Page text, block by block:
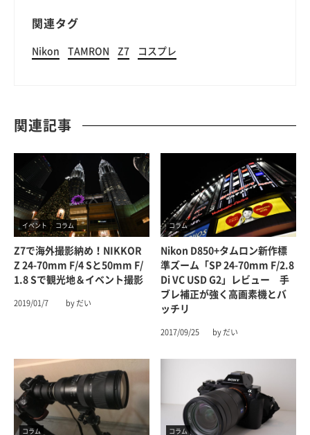
関連タグ
Nikon TAMRON Z7 コスプレ
関連記事
イベント コラム
Z7で海外撮影納め！NIKKOR
Z 24-70mm F/4 Sと50mm F/
1.8 Sで観光地＆イベント撮影
2019/01/7 by だい
コラム
Nikon D850+タムロン新作標
準ズーム「SP 24-70mm F/2.8
Di VC USD G2」レビュー 手
ブレ補正が強く高画素機とバ
ッチリ
2017/09/25 by だい
コラム コラム